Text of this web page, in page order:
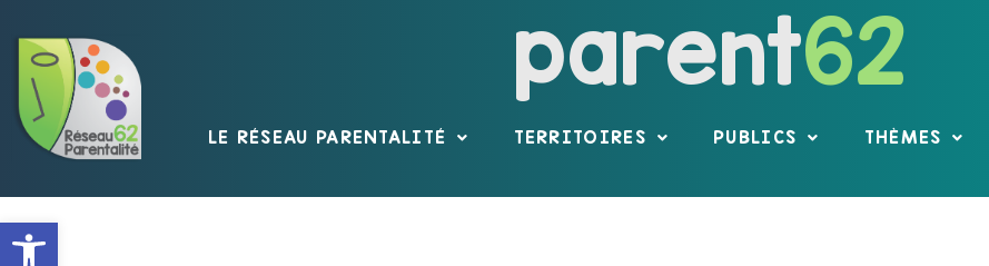
Ouvrir la barre d’outils
parent62
LE RÉSEAU PARENTALITÉ TERRITOIRES PUBLICS THÈMES